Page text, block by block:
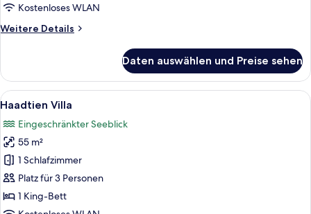
Kostenloses WLAN
Weitere Details
Weitere
Pool
Villa
Daten auswählen und Preise sehen
Alle
Fotos
für
Haadtien
Villa
anzeigen
Ein Schlafzimmer mit einem großen
6
Haadtien Villa
Eingeschränkter Seeblick
55 m²
1 Schlafzimmer
Platz für 3 Personen
1 King-Bett